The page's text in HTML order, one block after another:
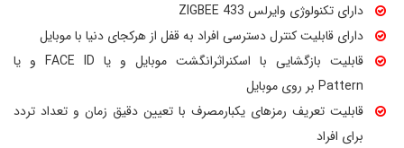
دارای تکنولوژی وایرلس ZIGBEE 433
دارای قابلیت کنترل دسترسی افراد به قفل از هرکجای دنیا با موبایل
قابلیت بازگشایی با اسکنراثرانگشت موبایل و یا FACE ID و یا
Pattern بر روی موبایل
قابلیت تعریف رمزهای یکبارمصرف با تعیین دقیق زمان و تعداد تردد
برای افراد